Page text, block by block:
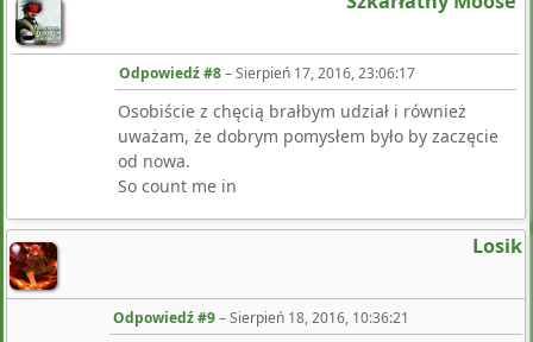
Odpowiedź #8–Sierpień 17, 2016, 23:06:17
Osobiście z chęcią brałbym udział i również
uważam, że dobrym pomysłem było by zaczęcie
od nowa.
So count me in
Losik
Odpowiedź #9–Sierpień 18, 2016, 10:36:21